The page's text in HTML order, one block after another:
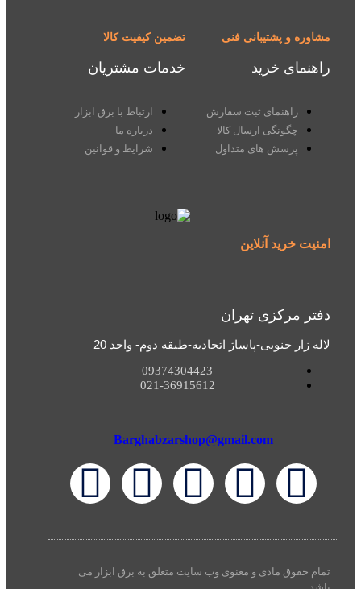
مشاوره و پشتیبانی فنی
راهنمای خرید
راهنمای ثبت سفارش
چگونگی ارسال کالا
پرسش های متداول
تضمین کیفیت کالا
خدمات مشتریان
ارتباط با برق ابزار
درباره ما
شرایط و قوانین
امنیت خرید آنلاین
دفتر مرکزی تهران
لاله زار جنوبی-پاساژ اتحادیه-طبقه دوم- واحد 20
09374304423
021-36915612
Barghabzarshop@gmail.com
تمام حقوق مادی و معنوی وب سایت متعلق به برق ابزار می